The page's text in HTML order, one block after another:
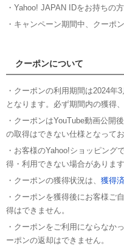
・Yahoo! JAPAN IDをお持ちの
・キャンペーン期間中、クーポ
クーポンについて
・クーポンの利用期間は2024年
となります。必ず期間内の獲得
・クーポンはYouTube動画公開
の取得はできない仕様となって
・お客様のYahoo!ショッピング
得・利用できない場合があります
・クーポンの獲得状況は、 獲得
・クーポンを獲得後にお客様ご
得はできません。
・クーポンをご利用にならなか
ーポンの返却はできません。